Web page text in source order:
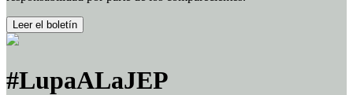
Leer el boletín
#LupaALaJEP